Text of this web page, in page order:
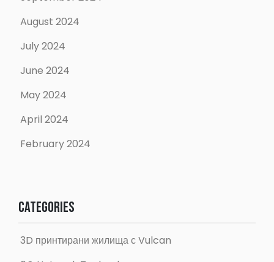
August 2024
July 2024
June 2024
May 2024
April 2024
February 2024
Categories
3D принтирани жилища с Vulcan